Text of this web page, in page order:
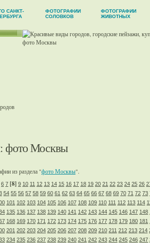
САНКТ-
ФОТОГРАФИИ
СОЛОВКОВ
ФОТОГРАФИИ
ЖИВОТНЫХ
: фото Москвы
из раздела "фото Москвы".
6 7 [8] 9 10 11 12 13 14 15 16 17 18 19 20 21 22 23 24 25 26
54 55 56 57 58 59 60 61 62 63 64 65 66 67 68 69 70 71 72 73
101 102 103 104 105 106 107 108 109 110 111 112 113 114
135 136 137 138 139 140 141 142 143 144 145 146 147 148
168 169 170 171 172 173 174 175 176 177 178 179 180 181
201 202 203 204 205 206 207 208 209 210 211 212 213 214
234 235 236 237 238 239 240 241 242 243 244 245 246 247